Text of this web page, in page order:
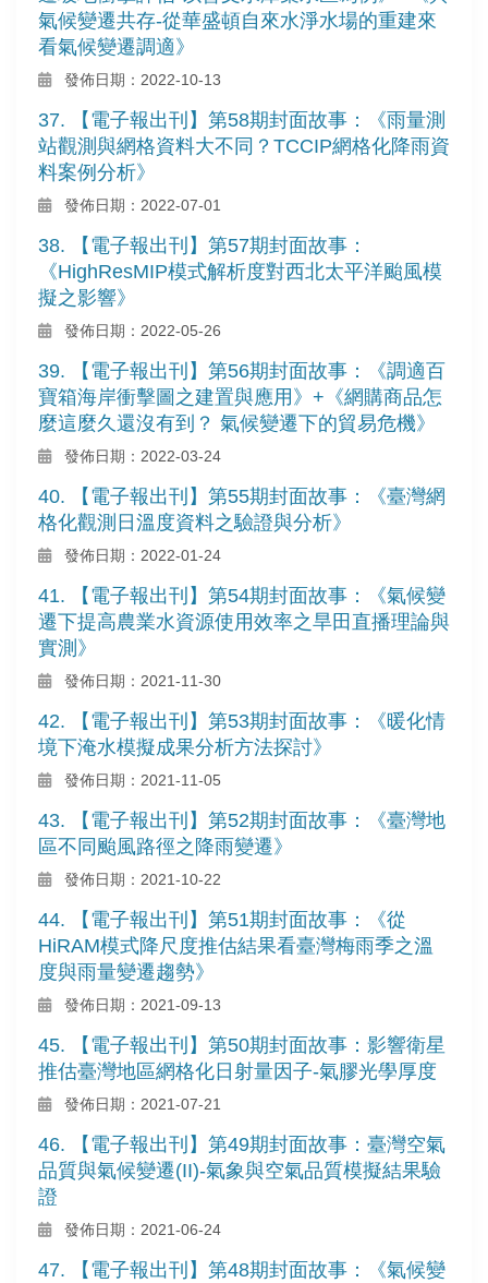
氣候變遷共存-從華盛頓自來水淨水場的重建來
看氣候變遷調適》
發佈日期：2022-10-13
37. 【電子報出刊】第58期封面故事：《雨量測
站觀測與網格資料大不同？TCCIP網格化降雨資
料案例分析》
發佈日期：2022-07-01
38. 【電子報出刊】第57期封面故事：
《HighResMIP模式解析度對西北太平洋颱風模
擬之影響》
發佈日期：2022-05-26
39. 【電子報出刊】第56期封面故事：《調適百
寶箱海岸衝擊圖之建置與應用》+《網購商品怎
麼這麼久還沒有到？ 氣候變遷下的貿易危機》
發佈日期：2022-03-24
40. 【電子報出刊】第55期封面故事：《臺灣網
格化觀測日溫度資料之驗證與分析》
發佈日期：2022-01-24
41. 【電子報出刊】第54期封面故事：《氣候變
遷下提高農業水資源使用效率之旱田直播理論與
實測》
發佈日期：2021-11-30
42. 【電子報出刊】第53期封面故事：《暖化情
境下淹水模擬成果分析方法探討》
發佈日期：2021-11-05
43. 【電子報出刊】第52期封面故事：《臺灣地
區不同颱風路徑之降雨變遷》
發佈日期：2021-10-22
44. 【電子報出刊】第51期封面故事：《從
HiRAM模式降尺度推估結果看臺灣梅雨季之溫
度與雨量變遷趨勢》
發佈日期：2021-09-13
45. 【電子報出刊】第50期封面故事：影響衛星
推估臺灣地區網格化日射量因子-氣膠光學厚度
發佈日期：2021-07-21
46. 【電子報出刊】第49期封面故事：臺灣空氣
品質與氣候變遷(II)-氣象與空氣品質模擬結果驗
證
發佈日期：2021-06-24
47. 【電子報出刊】第48期封面故事：《氣候變